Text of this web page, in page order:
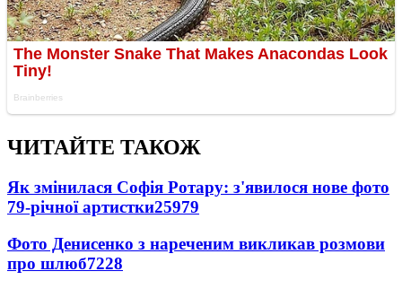
ЧИТАЙТЕ ТАКОЖ
Як змінилася Софія Ротару: з'явилося нове фото
79-річної артистки25979
Фото Денисенко з нареченим викликав розмови
про шлюб7228